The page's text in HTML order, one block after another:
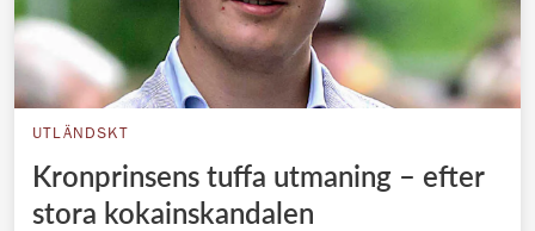
UTLÄNDSKT
Kronprinsens tuffa utmaning – efter
stora kokainskandalen